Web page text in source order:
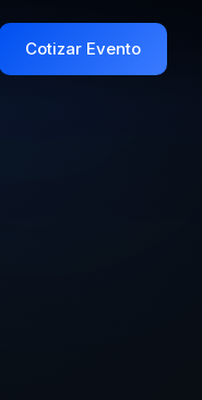
Cotizar Evento